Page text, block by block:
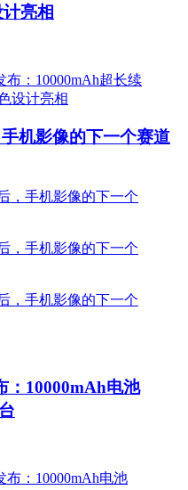
亮相
机影像的下一个赛道
：10000mAh电池